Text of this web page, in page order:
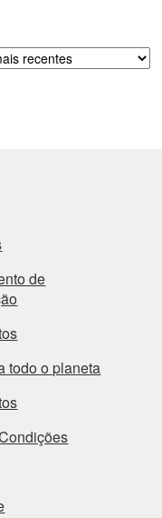
de
todo o planeta